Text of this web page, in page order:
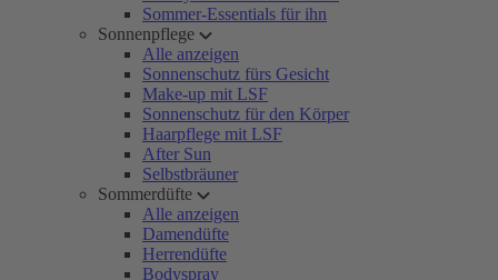
Sommer-Essentials für ihn
Sonnenpflege
Alle anzeigen
Sonnenschutz fürs Gesicht
Make-up mit LSF
Sonnenschutz für den Körper
Haarpflege mit LSF
After Sun
Selbstbräuner
Sommerdüfte
Alle anzeigen
Damendüfte
Herrendüfte
Bodyspray